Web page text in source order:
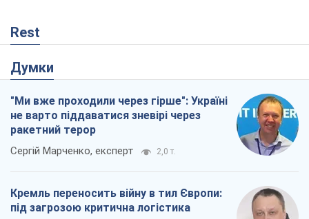
Rest
Думки
"Ми вже проходили через гірше": Україні
не варто піддаватися зневірі через
ракетний терор
Сергій Марченко, експерт 2,0 т.
Кремль переносить війну в тил Європи:
під загрозою критична логістика